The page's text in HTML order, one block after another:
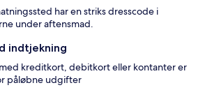
har en striks dresscode i
under aftensmad.
indtjekning
kreditkort, debitkort eller kontanter er
påløbne udgifter